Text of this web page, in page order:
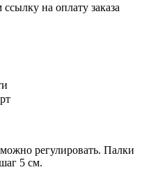
на оплату заказа
регулировать. Палки
5 см.